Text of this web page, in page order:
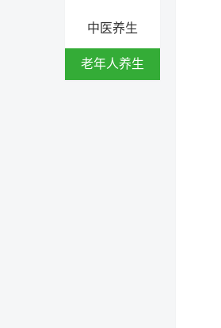
中医养生
老年人养生